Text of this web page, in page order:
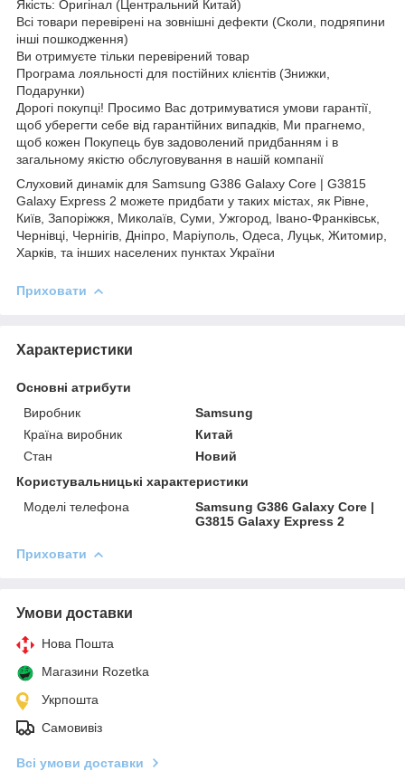
Якість: Оригінал (Центральний Китай)
Всі товари перевірені на зовнішні дефекти (Сколи, подряпини
інші пошкодження)
Ви отримуєте тільки перевірений товар
Програма лояльності для постійних клієнтів (Знижки,
Подарунки)
Дорогі покупці! Просимо Вас дотримуватися умови гарантії,
щоб уберегти себе від гарантійних випадків, Ми прагнемо,
щоб кожен Покупець був задоволений придбанням і в
загальному якістю обслуговування в нашій компанії
Слуховий динамік для Samsung G386 Galaxy Core | G3815
Galaxy Express 2 можете придбати у таких містах, як Рівне,
Київ, Запоріжжя, Миколаїв, Суми, Ужгород, Івано-Франківськ,
Чернівці, Чернігів, Дніпро, Маріуполь, Одеса, Луцьк, Житомир,
Харків, та інших населених пунктах України
Приховати
Характеристики
Основні атрибути
Виробник
Samsung
Країна виробник
Китай
Стан
Новий
Користувальницькі характеристики
Моделі телефона
Samsung G386 Galaxy Core |
G3815 Galaxy Express 2
Приховати
Умови доставки
Нова Пошта
Магазини Rozetka
Укрпошта
Самовивіз
Всі умови доставки